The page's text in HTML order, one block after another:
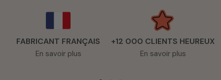
FABRICANT FRANÇAIS
En savoir plus
+12 000 CLIENTS HEUREUX
En savoir plus